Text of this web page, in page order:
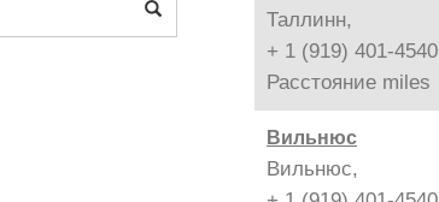
Таллинн,
+ 1 (919) 401-4540
Расстояние miles
Вильнюс
Вильнюс,